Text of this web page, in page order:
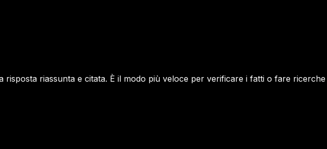
riassunta e citata. È il modo più veloce per verificare i fatti o fare ricerche